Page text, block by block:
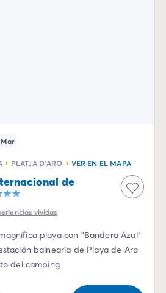
PLATJA D'ARO VER EN EL MAPA
de
vividas
playa con "Bandera Azul"
balnearia de Playa de Aro
del camping